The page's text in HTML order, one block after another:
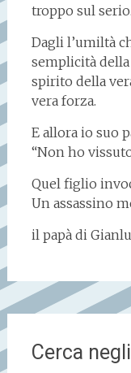
troppo sul serio.
Dagli l’umiltà
semplicità
spirito della
vera forza.
E allora io suo
“Non ho
Quel figlio
Un assassino
il papà di
Cerca